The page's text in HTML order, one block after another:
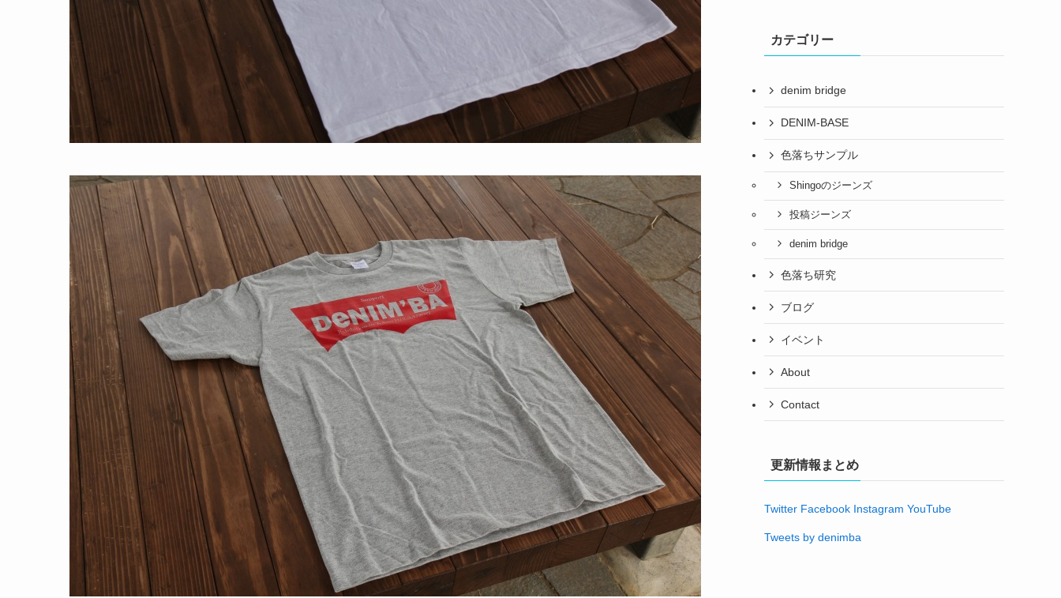
カテゴリー
denim bridge
DENIM-BASE
色落ちサンプル
Shingoのジーンズ
投稿ジーンズ
denim bridge
色落ち研究
ブログ
イベント
About
Contact
更新情報まとめ
Twitter Facebook Instagram YouTube
Tweets by denimba